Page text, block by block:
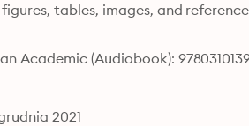
tables, images, and
Academic (Audiobook):
2021